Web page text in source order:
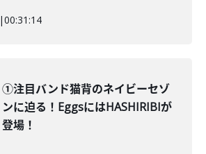
|00:31:14
①注目バンド猫背のネイビーセゾ
ンに迫る！EggsにはHASHIRIBIが
登場！